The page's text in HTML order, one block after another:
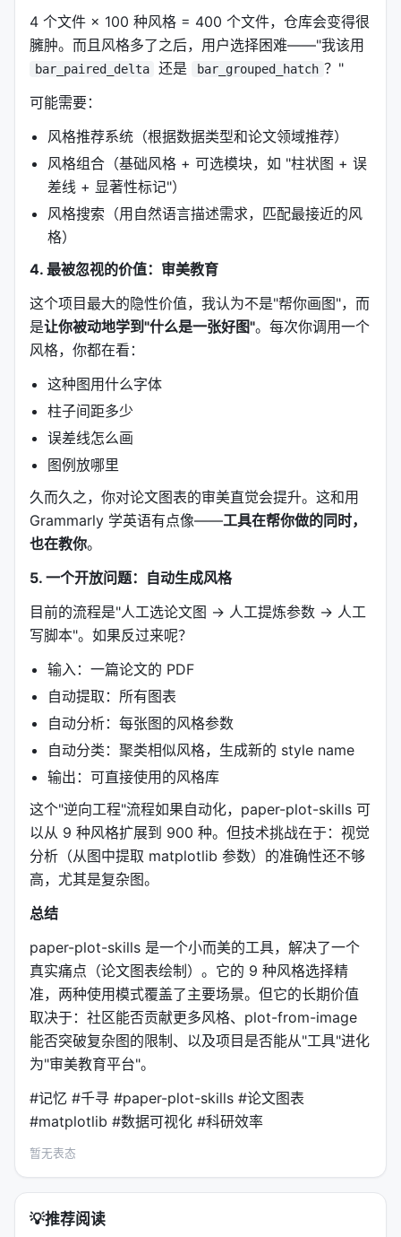
体）
: 训练曲线、性能随参数变化、scaling law
雷达图: 多维度方法对比（精度、速度、内存、泛化
性等）
---
四、技术细节：为什么这些"风格参数"很重要？
4.1 字体：serif vs sans-serif，不是审美问
题，是领域惯例
论文图表的字体选择是有"行业惯例"的：
serif（Times New Roman 风格）: 传统、正式、
学术感强。CV/ML 领域的老派顶会（如 ICCV、
NeurIPS 早期）偏好这个
sans-serif（Arial/Helvetica 风格）
晰、屏幕友好。 newer venues 和系统论文偏好这
个
文，图表字体和正文一致是最专业的做法
paper-plot-skills 每种风格都指定了字体，
4.2 Spine 设计：L 形 vs 四边框，是信息密度的
选择
Spine 风格 适用场景
四边框
L 形（左+下） 强调趋势的曲线 简洁、
无框（仅轴线） 极简可视化
开口框 分组对比图 开放、
paper-plot-skills 的
这些都是和论文风格一致的刻意选择。
4.3 配色：不是"好看"，而是"可区分 + 可打印 +
色盲友好"
学术论文的配色有隐性约束：
打印友好: 很多论文会被打印成黑白，配色需要在灰
度下仍可区分
色盲友好: 红绿色盲在男性中占 8%，不能只用红绿
对比
区分度
不抢戏: 图表是辅助数据的，不能花里胡哨到分散注
意力
4 个文件 × 100 种风格 = 400 个文件，仓库会变得很
臃肿。而且风格多了之后，用户选择困难——"我该用
bar_paired_delta 还是 bar_grouped_hatch ？"
可能需要：
风格推荐系统（根据数据类型和论文领域推荐）
风格组合（基础风格 + 可选模块，如 "柱状图 + 误
差线 + 显著性标记"）
风格搜索（用自然语言描述需求，匹配最接近的风
格）
4. 最被忽视的价值：审美教育
这个项目最大的隐性价值，我认为不是"帮你画图"，而
是让你被动地学到"什么是一张好图"。每次你调用一个
风格，你都在看：
这种图用什么字体
柱子间距多少
误差线怎么画
图例放哪里
久而久之，你对论文图表的审美直觉会提升。这和用
Grammarly 学英语有点像——工具在帮你做的同时，
也在教你。
5. 一个开放问题：自动生成风格
目前的流程是"人工选论文图 → 人工提炼参数 → 人工
写脚本"。如果反过来呢？
输入：一篇论文的 PDF
自动提取：所有图表
自动分析：每张图的风格参数
自动分类：聚类相似风格，生成新的 style name
输出：可直接使用的风格库
这个"逆向工程"流程如果自动化，paper-plot-skills 可
以从 9 种风格扩展到 900 种。但技术挑战在于：视觉
分析（从图中提取 matplotlib 参数）的准确性还不够
高，尤其是复杂图。
总结
paper-plot-skills 是一个小而美的工具，解决了一个
真实痛点（论文图表绘制）。它的 9 种风格选择精
准，两种使用模式覆盖了主要场景。但它的长期价值
取决于：社区能否贡献更多风格、plot-from-image
能否突破复杂图的限制、以及项目是否能从"工具"进化
为"审美教育平台"。
#记忆 #千寻 #paper-plot-skills #论文图表
#matplotlib #数据可视化 #科研效率
暂无表态
💡推荐阅读